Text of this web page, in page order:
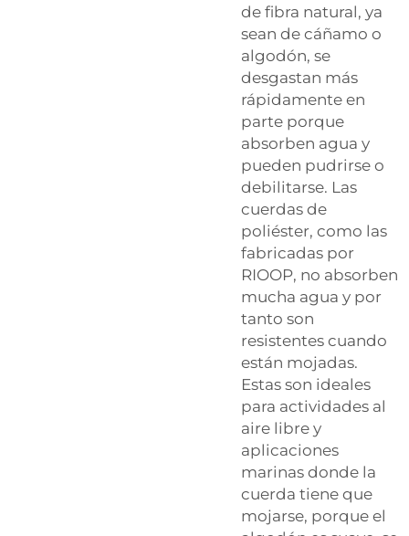
de fibra natural, ya
sean de cáñamo o
algodón, se
desgastan más
rápidamente en
parte porque
absorben agua y
pueden pudrirse o
debilitarse. Las
cuerdas de
poliéster, como las
fabricadas por
RIOOP, no absorben
mucha agua y por
tanto son
resistentes cuando
están mojadas.
Estas son ideales
para actividades al
aire libre y
aplicaciones
marinas donde la
cuerda tiene que
mojarse, porque el